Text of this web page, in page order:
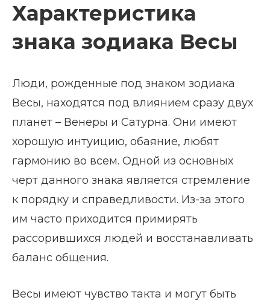
Характеристика
знака зодиака Весы
Люди, рожденные под знаком зодиака
Весы, находятся под влиянием сразу двух
планет – Венеры и Сатурна. Они имеют
хорошую интуицию, обаяние, любят
гармонию во всем. Одной из основных
черт данного знака является стремление
к порядку и справедливости. Из-за этого
им часто приходится примирять
рассорившихся людей и восстанавливать
баланс общения.
Весы имеют чувство такта и могут быть